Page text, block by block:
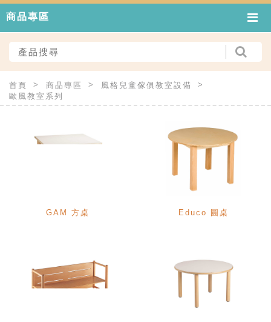
商品專區
首頁 商品專區
風格兒童傢俱教室設備
歐風教室系列
GAM 方桌 Educo 圓桌